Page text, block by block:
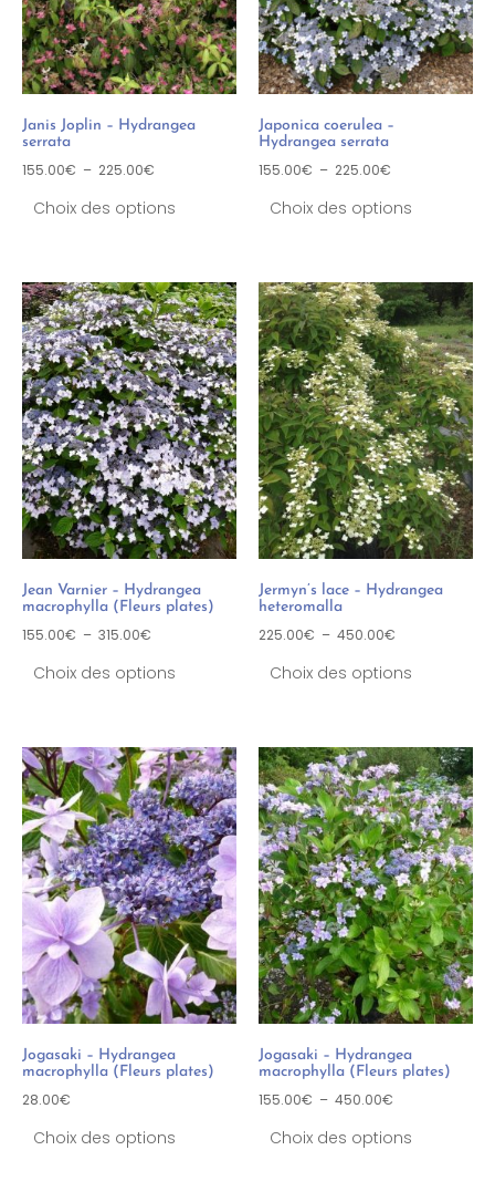
Janis Joplin – Hydrangea
serrata
155.00€ – 225.00€
Choix des options
Japonica coerulea –
Hydrangea serrata
155.00€ – 225.00€
Choix des options
Jean Varnier – Hydrangea
macrophylla (Fleurs plates)
155.00€ – 315.00€
Choix des options
Jermyn’s lace – Hydrangea
heteromalla
225.00€ – 450.00€
Choix des options
Jogasaki – Hydrangea
macrophylla (Fleurs plates)
28.00€
Choix des options
Jogasaki – Hydrangea
macrophylla (Fleurs plates)
155.00€ – 450.00€
Choix des options